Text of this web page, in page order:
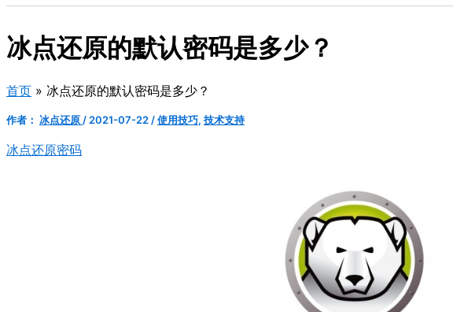
冰点还原的默认密码是多少？
首页 冰点还原的默认密码是多少？
作者： 冰点还原 / 2021-07-22 /使用技巧, 技术支持
冰点还原密码